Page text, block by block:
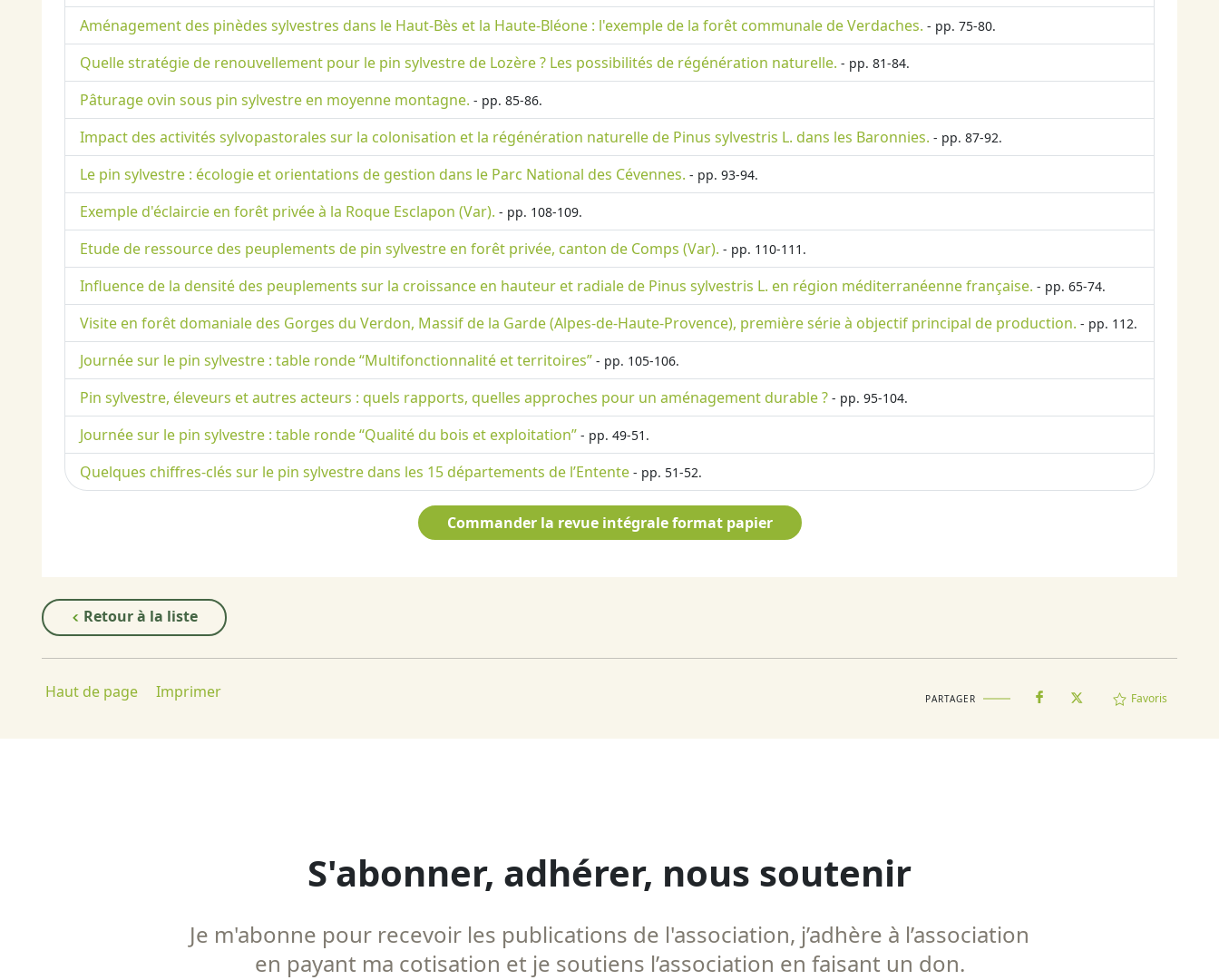
Aménagement des pinèdes sylvestres dans le Haut-Bès et la Haute-Bléone : l'exemple de la forêt communale de Verdaches. - pp. 75-80.
Quelle stratégie de renouvellement pour le pin sylvestre de Lozère ? Les possibilités de régénération naturelle. - pp. 81-84.
Pâturage ovin sous pin sylvestre en moyenne montagne. - pp. 85-86.
Impact des activités sylvopastorales sur la colonisation et la régénération naturelle de Pinus sylvestris L. dans les Baronnies. - pp. 87-92.
Le pin sylvestre : écologie et orientations de gestion dans le Parc National des Cévennes. - pp. 93-94.
Exemple d'éclaircie en forêt privée à la Roque Esclapon (Var). - pp. 108-109.
Etude de ressource des peuplements de pin sylvestre en forêt privée, canton de Comps (Var). - pp. 110-111.
Influence de la densité des peuplements sur la croissance en hauteur et radiale de Pinus sylvestris L. en région méditerranéenne française. - pp. 65-74.
Visite en forêt domaniale des Gorges du Verdon, Massif de la Garde (Alpes-de-Haute-Provence), première série à objectif principal de production. - pp. 112.
Journée sur le pin sylvestre : table ronde “Multifonctionnalité et territoires” - pp. 105-106.
Pin sylvestre, éleveurs et autres acteurs : quels rapports, quelles approches pour un aménagement durable ? - pp. 95-104.
Journée sur le pin sylvestre : table ronde “Qualité du bois et exploitation” - pp. 49-51.
Quelques chiffres-clés sur le pin sylvestre dans les 15 départements de l’Entente - pp. 51-52.
Commander la revue intégrale format papier
Retour à la liste
Haut de page Imprimer PARTAGER Favoris
S'abonner, adhérer, nous soutenir
Je m'abonne pour recevoir les publications de l'association, j’adhère à l’association
en payant ma cotisation et je soutiens l’association en faisant un don.